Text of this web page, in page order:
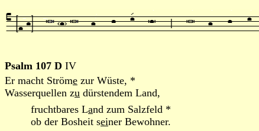
Psalm 107 D IV
Er macht Ströme zur Wüste, *
Wasserquellen zu dürstendem Land,
fruchtbares Land zum Salzfeld *
ob der Bosheit seiner Bewohner.